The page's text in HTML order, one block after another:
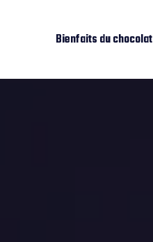
Bienfaits du chocolat